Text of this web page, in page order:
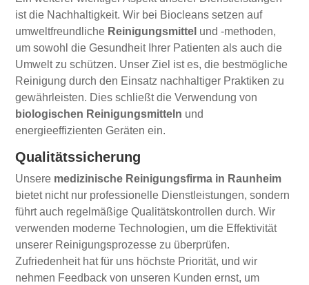
ist die Nachhaltigkeit. Wir bei Biocleans setzen auf
umweltfreundliche Reinigungsmittel und -methoden,
um sowohl die Gesundheit Ihrer Patienten als auch die
Umwelt zu schützen. Unser Ziel ist es, die bestmögliche
Reinigung durch den Einsatz nachhaltiger Praktiken zu
gewährleisten. Dies schließt die Verwendung von
biologischen Reinigungsmitteln und
energieeffizienten Geräten ein.
Qualitätssicherung
Unsere medizinische Reinigungsfirma in Raunheim
bietet nicht nur professionelle Dienstleistungen, sondern
führt auch regelmäßige Qualitätskontrollen durch. Wir
verwenden moderne Technologien, um die Effektivität
unserer Reinigungsprozesse zu überprüfen.
Zufriedenheit hat für uns höchste Priorität, und wir
nehmen Feedback von unseren Kunden ernst, um